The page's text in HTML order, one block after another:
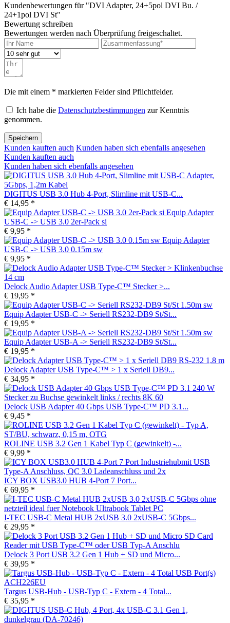
Kundenbewertungen für "DVI Adapter, 24+5pol DVI Bu. /
24+1pol DVI St"
Bewertung schreiben
Bewertungen werden nach Überprüfung freigeschaltet.
Die mit einem * markierten Felder sind Pflichtfelder.
Ich habe die Datenschutzbestimmungen zur Kenntnis
genommen.
Speichern
Kunden kauften auch Kunden haben sich ebenfalls angesehen
Kunden kauften auch
Kunden haben sich ebenfalls angesehen
DIGITUS USB 3.0 Hub 4-Port, Slimline mit USB-C...
€ 14,95 *
Equip Adapter
USB-C -> USB 3.0 2er-Pack si
€ 9,95 *
Equip Adapter
USB-C -> USB 3.0 0.15m sw
€ 9,95 *
Delock Audio Adapter USB Type-C™ Stecker >...
€ 19,95 *
Equip Adapter USB-C -> Seriell RS232-DB9 St/St...
€ 19,95 *
Equip Adapter USB-A -> Seriell RS232-DB9 St/St...
€ 19,95 *
Delock Adapter USB Type-C™ > 1 x Seriell DB9...
€ 34,95 *
Delock USB Adapter 40 Gbps USB Type-C™ PD 3.1...
€ 9,45 *
ROLINE USB 3.2 Gen 1 Kabel Typ C (gewinkelt) -...
€ 9,99 *
ICY BOX USB3.0 HUB 4-Port 7 Port...
€ 69,95 *
I-TEC USB-C Metal HUB 2xUSB 3.0 2xUSB-C 5Gbps...
€ 29,95 *
Delock 3 Port USB 3.2 Gen 1 Hub + SD und Micro...
€ 39,95 *
Targus USB-Hub - USB-Typ C - Extern - 4 Total...
€ 35,95 *